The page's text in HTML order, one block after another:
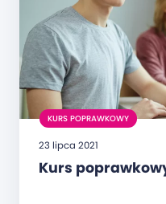
KURS POPRAWKOWY
23 lipca 2021
Kurs